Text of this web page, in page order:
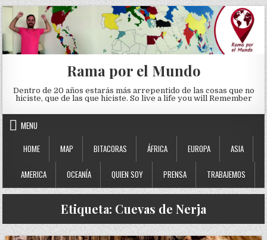
Skip to content
Rama por el Mundo
Dentro de 20 años estarás más arrepentido de las cosas que no
hiciste, que de las que hiciste. So live a life you will Remember
MENU
HOME
MAP BITACORAS ÁFRICA EUROPA ASIA
AMERICA OCEANÍA QUIEN SOY PRENSA TRABAJEMOS
Etiqueta: Cuevas de Nerja